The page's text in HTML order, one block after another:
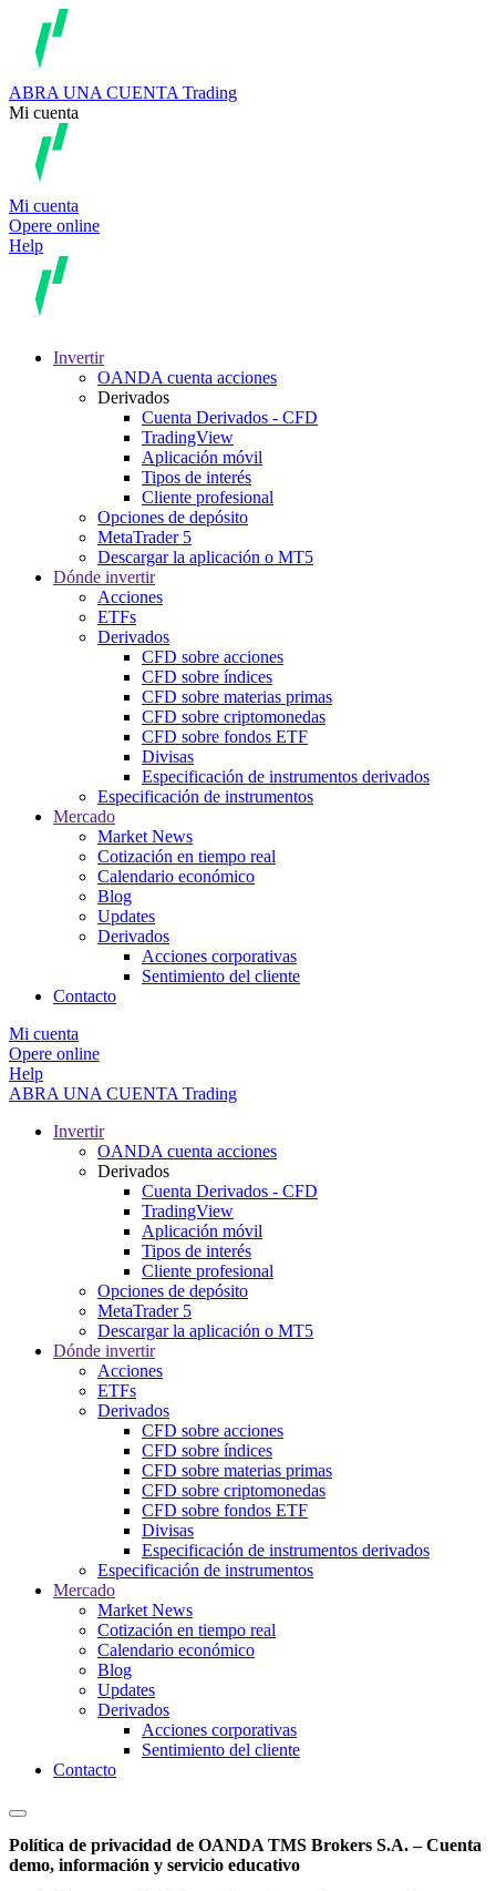
ABRA UNA CUENTA Trading
Mi cuenta
Mi cuenta
Opere online
Help
Invertir
OANDA cuenta acciones
Derivados
Cuenta Derivados - CFD
TradingView
Aplicación móvil
Tipos de interés
Cliente profesional
Opciones de depósito
MetaTrader 5
Descargar la aplicación o MT5
Dónde invertir
Acciones
ETFs
Derivados
CFD sobre acciones
CFD sobre índices
CFD sobre materias primas
CFD sobre criptomonedas
CFD sobre fondos ETF
Divisas
Especificación de instrumentos derivados
Especificación de instrumentos
Mercado
Market News
Cotización en tiempo real
Calendario económico
Blog
Updates
Derivados
Acciones corporativas
Sentimiento del cliente
Contacto
Mi cuenta
Opere online
Help
ABRA UNA CUENTA Trading
Invertir
OANDA cuenta acciones
Derivados
Cuenta Derivados - CFD
TradingView
Aplicación móvil
Tipos de interés
Cliente profesional
Opciones de depósito
MetaTrader 5
Descargar la aplicación o MT5
Dónde invertir
Acciones
ETFs
Derivados
CFD sobre acciones
CFD sobre índices
CFD sobre materias primas
CFD sobre criptomonedas
CFD sobre fondos ETF
Divisas
Especificación de instrumentos derivados
Especificación de instrumentos
Mercado
Market News
Cotización en tiempo real
Calendario económico
Blog
Updates
Derivados
Acciones corporativas
Sentimiento del cliente
Contacto
Política de privacidad de OANDA TMS Brokers S.A. – Cuenta
demo, información y servicio educativo